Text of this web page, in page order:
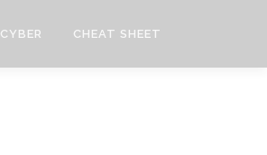
CYBER CHEAT SHEET